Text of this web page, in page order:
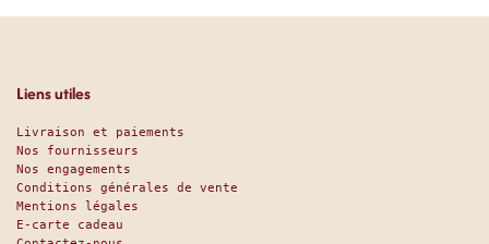
Liens utiles
Livraison et paiements
Nos fournisseurs
Nos engagements
Conditions générales de vente
Mentions légales
E-carte cadeau